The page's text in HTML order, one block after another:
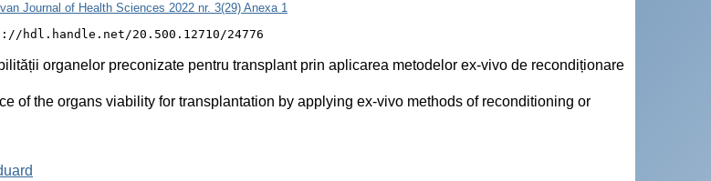
Journal of Health Sciences 2022 nr. 3(29) Anexa 1
hdl.handle.net/20.500.12710/24776
organelor preconizate pentru transplant prin aplicarea metodelor ex-vivo de recondiționare
of the organs viability for transplantation by applying ex-vivo methods of reconditioning or